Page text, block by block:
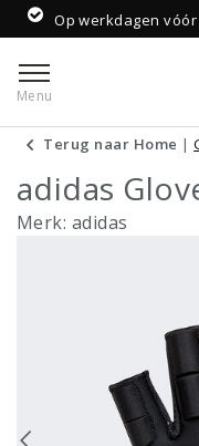
Op werkdagen vóór
Menu
Terug naar Home |
adidas
Merk: adidas